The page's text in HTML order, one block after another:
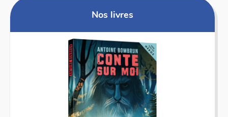
Nos livres